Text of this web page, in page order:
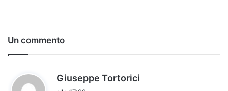
Un commento
Giuseppe Tortorici